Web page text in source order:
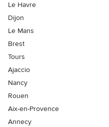
Le Havre
Dijon
Le Mans
Brest
Tours
Ajaccio
Nancy
Rouen
Aix-en-Provence
Annecy